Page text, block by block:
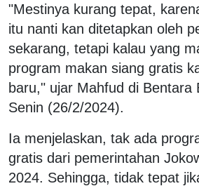
"Mestinya kurang tepat,
itu nanti kan ditetapkan oleh
sekarang, tetapi kalau yang
program makan siang gratis
baru," ujar Mahfud di Bentara
Senin (26/2/2024).
Ia menjelaskan, tak ada
gratis dari pemerintahan
2024. Sehingga, tidak tepat